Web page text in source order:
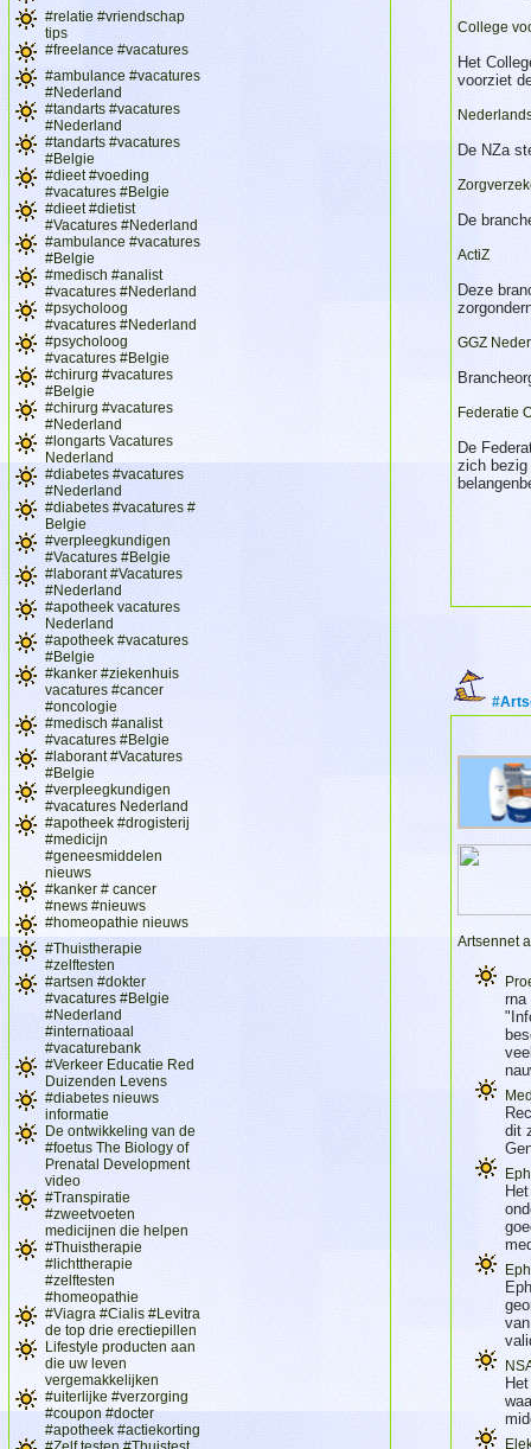
#relatie #vriendschap
tips
#freelance #vacatures
#ambulance #vacatures
#Nederland
#tandarts #vacatures
#Nederland
#tandarts #vacatures
#Belgie
#dieet #voeding
#vacatures #Belgie
#dieet #dietist
#Vacatures #Nederland
#ambulance #vacatures
#Belgie
#medisch #analist
#vacatures #Nederland
#psycholoog
#vacatures #Nederland
#psycholoog
#vacatures #Belgie
#chirurg #vacatures
#Belgie
#chirurg #vacatures
#Nederland
#longarts Vacatures
Nederland
#diabetes #vacatures
#Nederland
#diabetes #vacatures #
Belgie
#verpleegkundigen
#Vacatures #Belgie
#laborant #Vacatures
#Nederland
#apotheek vacatures
Nederland
#apotheek #vacatures
#Belgie
#kanker #ziekenhuis
vacatures #cancer
#oncologie
#medisch #analist
#vacatures #Belgie
#laborant #Vacatures
#Belgie
#verpleegkundigen
#vacatures Nederland
#apotheek #drogisterij
#medicijn
#geneesmiddelen
nieuws
#kanker # cancer
#news #nieuws
#homeopathie nieuws
#Thuistherapie
#zelftesten
#artsen #dokter
#vacatures #Belgie
#Nederland
#internatioaal
#vacaturebank
#Verkeer Educatie Red
Duizenden Levens
#diabetes nieuws
informatie
De ontwikkeling van de
#foetus The Biology of
Prenatal Development
video
#Transpiratie
#zweetvoeten
medicijnen die helpen
#Thuistherapie
#lichttherapie
#zelftesten
#homeopathie
#Viagra #Cialis #Levitra
de top drie erectiepillen
Lifestyle producten aan
die uw leven
vergemakkelijken
#uiterlijke #verzorging
#coupon #docter
#apotheek #actiekorting
College
Het
voorziet
De NZa
De
ActiZ
Deze
GGZ
Federatie
De
zich bezig
Artsennet
rna
dit